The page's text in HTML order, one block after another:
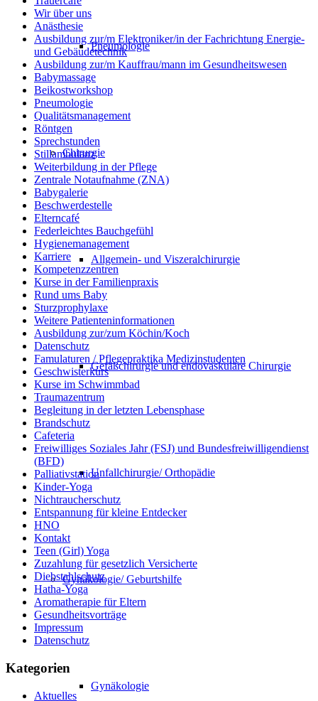
Pneumologie
Chirurgie
Allgemein- und Viszeralchirurgie
Gefäßchirurgie und endovaskuläre Chirurgie
Unfallchirurgie/ Orthopädie
Gynäkologie/ Geburtshilfe
Gynäkologie
Wir über uns
Anästhesie
Ausbildung zur/m Elektroniker/in der Fachrichtung Energie-
und Gebäudetechnik
Ausbildung zur/m Kauffrau/mann im Gesundheitswesen
Babymassage
Beikostworkshop
Pneumologie
Qualitätsmanagement
Röntgen
Sprechstunden
Stillambulanz
Weiterbildung in der Pflege
Zentrale Notaufnahme (ZNA)
Babygalerie
Beschwerdestelle
Elterncafé
Federleichtes Bauchgefühl
Hygienemanagement
Karriere
Kompetenzzentren
Kurse in der Familienpraxis
Rund ums Baby
Sturzprophylaxe
Weitere Patienteninformationen
Ausbildung zur/zum Köchin/Koch
Datenschutz
Famulaturen / Pflegepraktika Medizinstudenten
Geschwisterkurs
Kurse im Schwimmbad
Traumazentrum
Begleitung in der letzten Lebensphase
Brandschutz
Cafeteria
Freiwilliges Soziales Jahr (FSJ) und Bundesfreiwilligendienst
(BFD)
Palliativstation
Kinder-Yoga
Nichtraucherschutz
Entspannung für kleine Entdecker
HNO
Kontakt
Teen (Girl) Yoga
Zuzahlung für gesetzlich Versicherte
Diebstahlschutz
Hatha-Yoga
Aromatherapie für Eltern
Gesundheitsvorträge
Impressum
Datenschutz
Kategorien
Aktuelles